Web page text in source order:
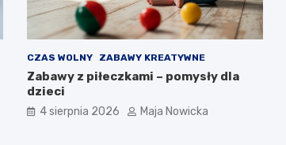
CZAS WOLNY ZABAWY KREATYWNE
Zabawy z piłeczkami – pomysły dla
dzieci
4 sierpnia 2026 Maja Nowicka